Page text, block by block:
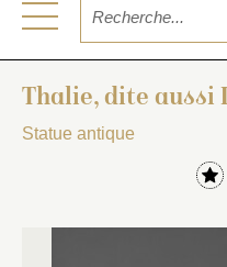
Thalie, dite aussi
Statue antique